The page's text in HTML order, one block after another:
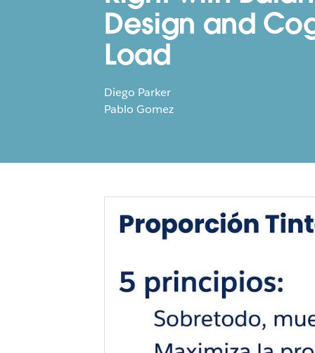
Design and
Load
Diego Parker
Pablo Gomez